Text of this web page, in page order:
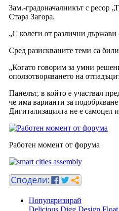
Зам.-градоначалникът с ресор
Стара Загора.
„С колеги от различни
Сред разискваните теми са
„Когато говорим за умни
оползотворяването на
Панелът, в който е участвал
че има варианти за
Дигитализацията не е самоцел
Работен момент от форума
Популяризирай
Delicious Digg Design Float